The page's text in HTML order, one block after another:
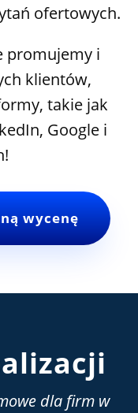
ofertowych.
promujemy i
klientów,
takie jak
Google i
wycenę
dla firm w